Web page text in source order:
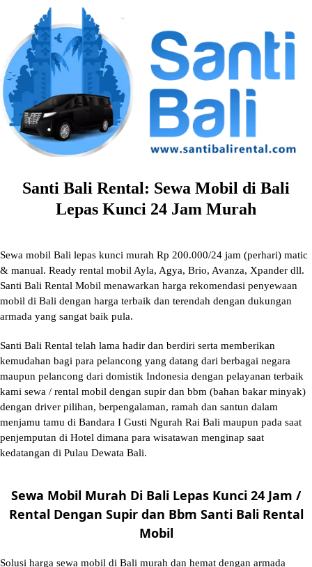
content
Santi Bali Rental: Sewa Mobil di Bali
Lepas Kunci 24 Jam Murah
Sewa mobil Bali lepas kunci murah Rp 200.000/24 jam (perhari) matic
& manual. Ready rental mobil Ayla, Agya, Brio, Avanza, Xpander dll.
Santi Bali Rental Mobil menawarkan harga rekomendasi penyewaan
mobil di Bali dengan harga terbaik dan terendah dengan dukungan
armada yang sangat baik pula.
Santi Bali Rental telah lama hadir dan berdiri serta memberikan
kemudahan bagi para pelancong yang datang dari berbagai negara
maupun pelancong dari domistik Indonesia dengan pelayanan terbaik
kami sewa / rental mobil dengan supir dan bbm (bahan bakar minyak)
dengan driver pilihan, berpengalaman, ramah dan santun dalam
menjamu tamu di Bandara I Gusti Ngurah Rai Bali maupun pada saat
penjemputan di Hotel dimana para wisatawan menginap saat
kedatangan di Pulau Dewata Bali.
Sewa Mobil Murah Di Bali Lepas Kunci 24 Jam /
Rental Dengan Supir dan Bbm Santi Bali Rental
Mobil
Solusi harga sewa mobil di Bali murah dan hemat dengan armada